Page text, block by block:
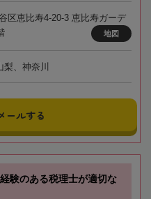
区恵比寿4-20-3 恵比寿ガーデ
地図
、神奈川
ールする
験のある税理士が適切な